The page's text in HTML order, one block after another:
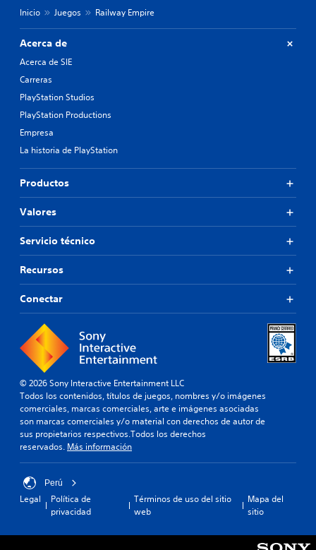
Inicio Juegos Railway Empire
Acerca de
Acerca de SIE
Carreras
PlayStation Studios
PlayStation Productions
Empresa
La historia de PlayStation
Productos
Valores
Servicio técnico
Recursos
Conectar
© 2026 Sony Interactive Entertainment LLC
Todos los contenidos, títulos de juegos, nombres y/o imágenes
comerciales, marcas comerciales, arte e imágenes asociadas
son marcas comerciales y/o material con derechos de autor de
sus propietarios respectivos.Todos los derechos
reservados. Más información
Perú
Legal
Política de
privacidad
Términos de uso del sitio
web
Mapa del
sitio